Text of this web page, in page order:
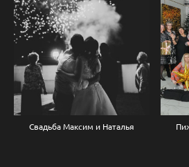
Свадьба Максим и Наталья